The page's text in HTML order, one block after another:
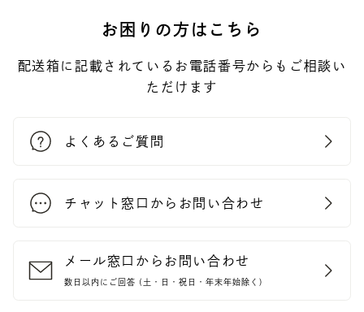
お困りの方はこちら
配送箱に記載されているお電話番号からもご相談い
ただけます
よくあるご質問
チャット窓口からお問い合わせ
メール窓口からお問い合わせ
数日以内にご回答 (土・日・祝日・年末年始除く)